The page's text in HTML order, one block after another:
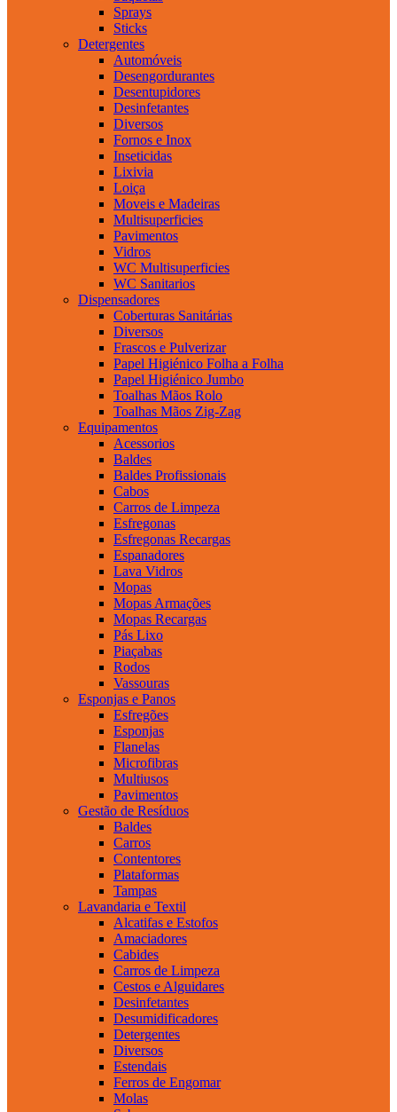
Sprays
Sticks
Detergentes
Automóveis
Desengordurantes
Desentupidores
Desinfetantes
Diversos
Fornos e Inox
Inseticidas
Lixivia
Loiça
Moveis e Madeiras
Multisuperficies
Pavimentos
Vidros
WC Multisuperficies
WC Sanitarios
Dispensadores
Coberturas Sanitárias
Diversos
Frascos e Pulverizar
Papel Higiénico Folha a Folha
Papel Higiénico Jumbo
Toalhas Mãos Rolo
Toalhas Mãos Zig-Zag
Equipamentos
Acessorios
Baldes
Baldes Profissionais
Cabos
Carros de Limpeza
Esfregonas
Esfregonas Recargas
Espanadores
Lava Vidros
Mopas
Mopas Armações
Mopas Recargas
Pás Lixo
Piaçabas
Rodos
Vassouras
Esponjas e Panos
Esfregões
Esponjas
Flanelas
Microfibras
Multiusos
Pavimentos
Gestão de Resíduos
Baldes
Carros
Contentores
Plataformas
Tampas
Lavandaria e Textil
Alcatifas e Estofos
Amaciadores
Cabides
Carros de Limpeza
Cestos e Alguidares
Desinfetantes
Desumidificadores
Detergentes
Diversos
Estendais
Ferros de Engomar
Molas